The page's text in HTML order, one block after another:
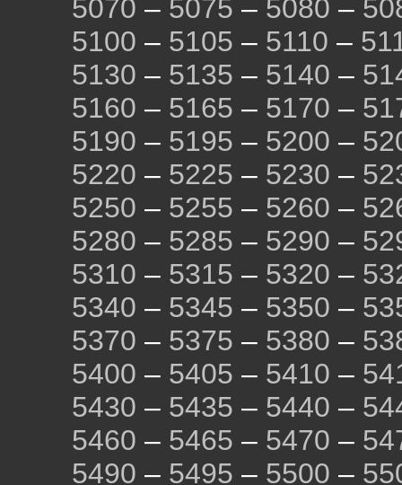
5070 – 5075 – 5080 –
5100 – 5105 – 5110 –
5130 – 5135 – 5140 –
5160 – 5165 – 5170 –
5190 – 5195 – 5200 –
5220 – 5225 – 5230 –
5250 – 5255 – 5260 –
5280 – 5285 – 5290 –
5310 – 5315 – 5320 –
5340 – 5345 – 5350 –
5370 – 5375 – 5380 –
5400 – 5405 – 5410 –
5430 – 5435 – 5440 –
5460 – 5465 – 5470 –
5490 – 5495 – 5500 –